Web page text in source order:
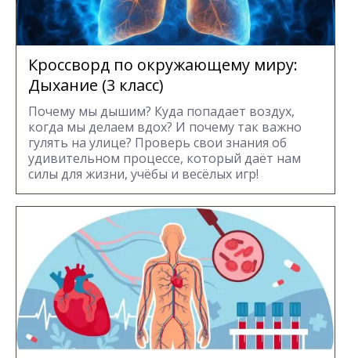
Кроссворд по окружающему миру:
Дыхание (3 класс)
Почему мы дышим? Куда попадает воздух,
когда мы делаем вдох? И почему так важно
гулять на улице? Проверь свои знания об
удивительном процессе, который даёт нам
силы для жизни, учёбы и весёлых игр!